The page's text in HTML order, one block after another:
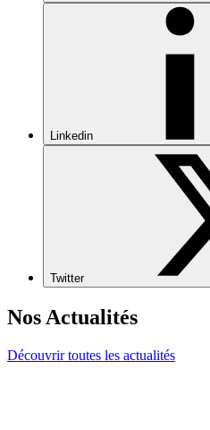
Linkedin
Twitter
Nos Actualités
Découvrir toutes les actualités